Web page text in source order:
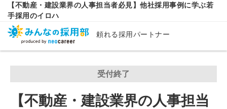
【不動産・建設業界の人事担当者必見】他社採用事例に学ぶ若
手採用のイロハ
頼れる採用パートナー
受付終了
【不動産・建設業界の人事担当